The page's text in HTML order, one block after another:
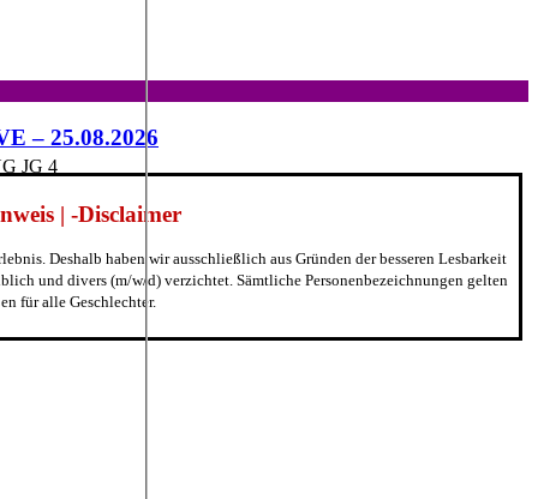
JG 4
– 25.08.2026
| -Disclaimer
Deshalb haben wir ausschließlich aus Gründen der besseren Lesbarkeit
und divers (m/w/d) verzichtet. Sämtliche Personenbezeichnungen gelten
für alle Geschlechter.